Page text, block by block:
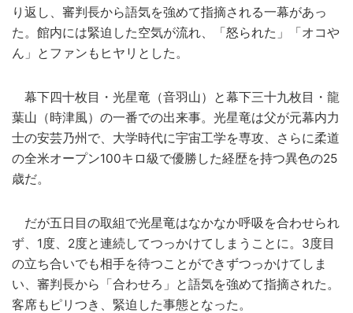
り返し、審判長から語気を強めて指摘される一幕があっ
た。館内には緊迫した空気が流れ、「怒られた」「オコや
ん」とファンもヒヤリとした。
幕下四十枚目・光星竜（音羽山）と幕下三十九枚目・龍
葉山（時津風）の一番での出来事。光星竜は父が元幕内力
士の安芸乃州で、大学時代に宇宙工学を専攻、さらに柔道
の全米オープン100キロ級で優勝した経歴を持つ異色の25
歳だ。
だが五日目の取組で光星竜はなかなか呼吸を合わせられ
ず、1度、2度と連続してつっかけてしまうことに。3度目
の立ち合いでも相手を待つことができずつっかけてしま
い、審判長から「合わせろ」と語気を強めて指摘された。
客席もピリつき、緊迫した事態となった。